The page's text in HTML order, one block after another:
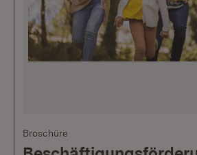
Broschüre